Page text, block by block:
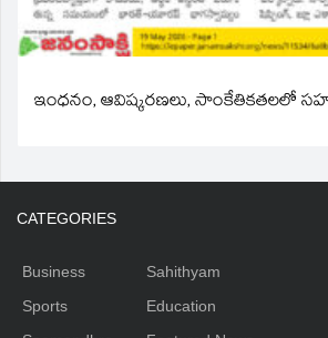
ఇంధనం, ఆవిష్కరణలు, సాంకేతికతలలో
CATEGORIES
Business
Sports
Sahithyam
Education